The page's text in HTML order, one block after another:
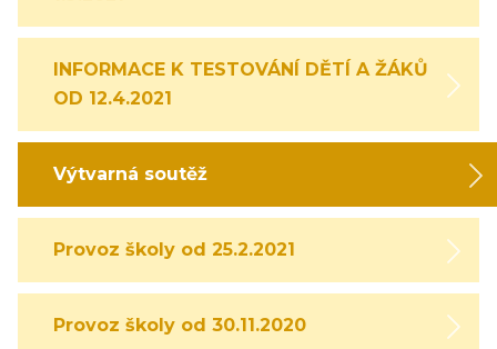
INFORMACE K TESTOVÁNÍ DĚTÍ A ŽÁKŮ
OD 12.4.2021
Výtvarná soutěž
Provoz školy od 25.2.2021
Provoz školy od 30.11.2020